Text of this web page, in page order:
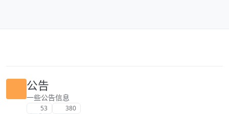
公告
一些公告信息
53 380